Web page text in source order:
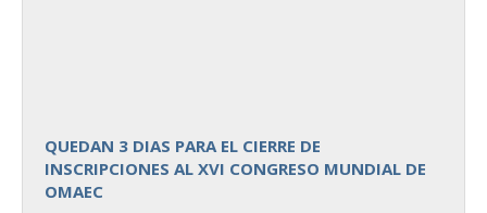
QUEDAN 3 DIAS PARA EL CIERRE DE
INSCRIPCIONES AL XVI CONGRESO MUNDIAL DE
OMAEC